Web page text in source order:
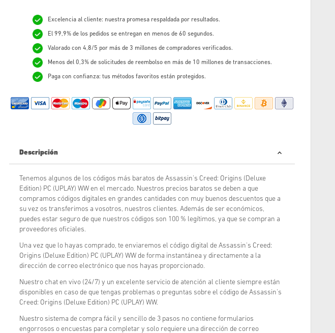
Excelencia al cliente: nuestra promesa respaldada por resultados.
El 99,9% de los pedidos se entregan en menos de 60 segundos.
Valorado con 4,8/5 por más de 3 millones de compradores verificados.
Menos del 0,3% de solicitudes de reembolso en más de 10 millones de transacciones.
Paga con confianza: tus métodos favoritos están protegidos.
Descripción
Tenemos algunos de los códigos más baratos de Assassin's Creed: Origins (Deluxe
Edition) PC (UPLAY) WW en el mercado. Nuestros precios baratos se deben a que
compramos códigos digitales en grandes cantidades con muy buenos descuentos que a
su vez os transferimos a vosotros, nuestros clientes. Además de ser económicos,
puedes estar seguro de que nuestros códigos son 100 % legítimos, ya que se compran a
proveedores oficiales.
Una vez que lo hayas comprado, te enviaremos el código digital de Assassin's Creed:
Origins (Deluxe Edition) PC (UPLAY) WW de forma instantánea y directamente a la
dirección de correo electrónico que nos hayas proporcionado.
Nuestro chat en vivo (24/7) y un excelente servicio de atención al cliente siempre están
disponibles en caso de que tengas problemas o preguntas sobre el código de Assassin's
Creed: Origins (Deluxe Edition) PC (UPLAY) WW.
Nuestro sistema de compra fácil y sencillo de 3 pasos no contiene formularios
engorrosos o encuestas para completar y solo requiere una dirección de correo